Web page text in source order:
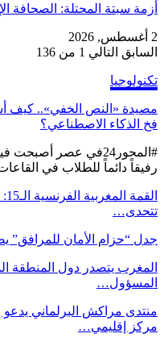
أزمة سبتة المحتلة: الصحافة
2 أغسطس, 2026
السابق التالي 1 من 136
تكنولوجيا
فخ الذكاء الاصطناعي؟
#المحور24 ​في عصر
رفيقاً دائماً للطلاب في
تتحدى…
جدل “حزام الأمان للمرافق”
المغرب يتصدر دول المنطقة
المسؤول…
منتدى مراكش البرلماني
مركز إقليمي…